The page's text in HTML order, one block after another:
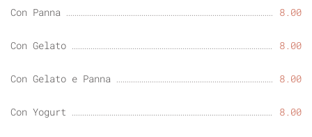
Con Panna 8.00
Con Gelato 8.00
Con Gelato e Panna 8.00
Con Yogurt 8.00